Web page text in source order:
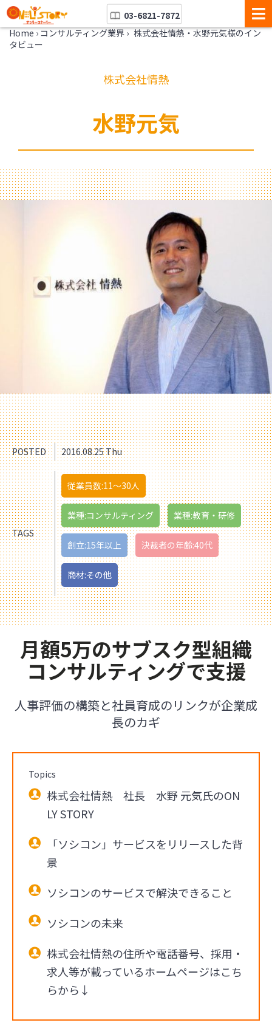
03-6821-7872
Home › コンサルティング業界 › 株式会社情熱・水野元気様のイン
タビュー
株式会社情熱
水野元気
POSTED 2016.08.25 Thu
TAGS
従業員数:11〜30人
業種:コンサルティング 業種:教育・研修
創立:15年以上 決裁者の年齢:40代
商材:その他
月額5万のサブスク型組織
コンサルティングで支援
人事評価の構築と社員育成のリンクが企業成
長のカギ
Topics
株式会社情熱 社長 水野 元気氏のON
LY STORY
「ソシコン」サービスをリリースした背
景
ソシコンのサービスで解決できること
ソシコンの未来
株式会社情熱の住所や電話番号、採用・
求人等が載っているホームページはこち
らから↓